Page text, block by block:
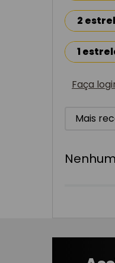
2
1
Faça
Mais